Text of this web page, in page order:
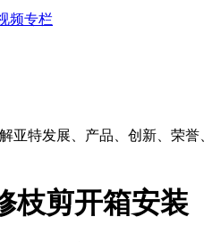
频专栏
亚特发展、产品、创新、荣誉、
枝剪开箱安装